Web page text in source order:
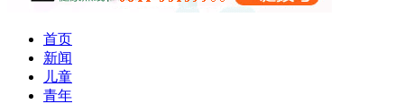
首页
新闻
儿童
青年